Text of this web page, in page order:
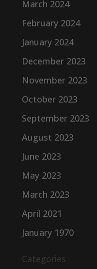
March 2024
February 2024
January 2024
December 2023
November 2023
October 2023
September 2023
August 2023
June 2023
May 2023
March 2023
April 2021
January 1970
Categories